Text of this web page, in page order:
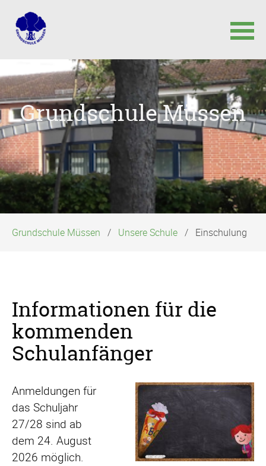
überspringen
Grundschule Müssen
Grundschule Müssen Unsere Schule Einschulung
Informationen für die
kommenden
Schulanfänger
Anmeldungen für
das Schuljahr
27/28 sind ab
dem 24. August
2026 möglich.